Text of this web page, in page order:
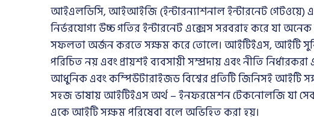
আইএলডিসি, আইআইজি (ইন্টারন্যাশনাল ইন্টারনেট গেটওয়ে)
নির্ভরযোগ্য উচ্চ গতির ইন্টারনেট এক্সেস সরবরাহ করে যা
সফলতা অর্জন করতে সক্ষম করে তোলে। আইটিইএস, আইটি
পরিচিত নয় এবং প্রায়শই ব্যবসায়ী সম্প্রদায় এবং নীতি
আধুনিক এবং কম্পিউটারাইজড বিশ্বের প্রতিটি জিনিসই আইটি
সহজ ভাষায় আইটিইএস অর্থ – ইনফরমেশন টেকনোলজি যা
একে আইটি সক্ষম পরিষেবা বলে অভিহিত করা হয়।